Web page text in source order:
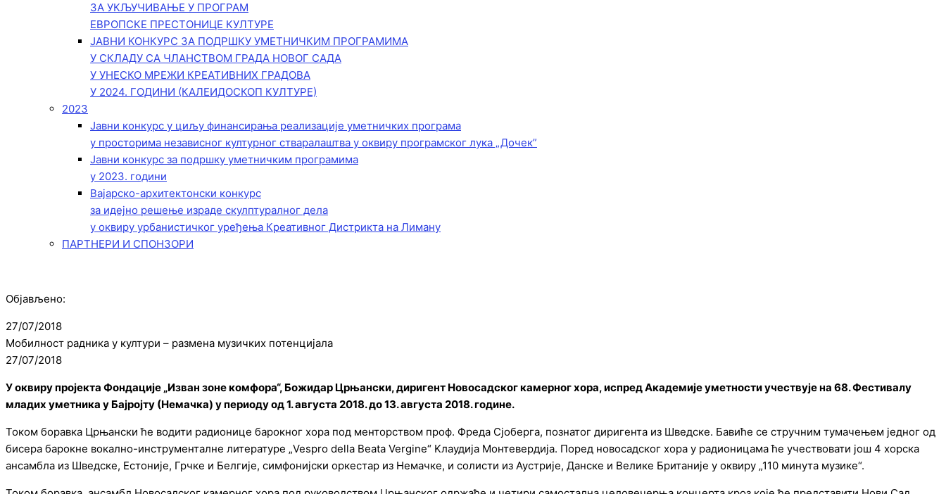
ЗА УКЉУЧИВАЊЕ У ПРОГРАМ
ЕВРОПСКЕ ПРЕСТОНИЦЕ КУЛТУРЕ
ЈАВНИ КОНКУРС ЗА ПОДРШКУ УМЕТНИЧКИМ ПРОГРАМИМА
У СКЛАДУ СА ЧЛАНСТВОМ ГРАДА НОВОГ САДА
У УНЕСКО МРЕЖИ КРЕАТИВНИХ ГРАДОВА
У 2024. ГОДИНИ (КАЛЕИДОСКОП КУЛТУРЕ)
2023
Јавни конкурс у циљу финансирања реализације уметничких програма
у просторима независног културног стваралаштва у оквиру програмског лука „Дочек”
Јавни конкурс за подршку уметничким програмима
у 2023. години
Вајарско-архитектонски конкурс
за идејно решење израде скулптуралног дела
у оквиру урбанистичког уређења Креативног Дистрикта на Лиману
ПАРТНЕРИ И СПОНЗОРИ
Објављено:
27/07/2018
Mобилност радника у култури – размена музичких потенцијала
27/07/2018
У оквиру пројекта Фондације „Изван зоне комфора“, Божидар Црњански, диригент Новосадског камерног хора, испред Академије уметности учествује на 68. Фестивалу
младих уметника у Бајројту (Немачка) у периоду од 1. августа 2018. до 13. августа 2018. године.
Током боравка Црњански ће водити радионице барокног хора под менторством проф. Фреда Сјоберга, познатог диригента из Шведске. Бавиће се стручним тумачењем једног од
бисера барокне вокално-инструменталне литературе „Vespro della Beata Vergine“ Kлаудиjа Монтевердиjа. Поред новосадског хора у радионицама ће учествовати још 4 хорска
ансамбла из Шведске, Естоније, Грчке и Белгије, симфонијски оркестар из Немачке, и солисти из Аустрије, Данске и Велике Британије у оквиру „110 минута музике“.